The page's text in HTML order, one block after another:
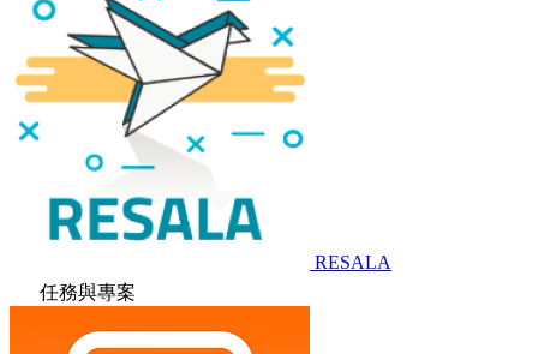
RESALA
任務與專案